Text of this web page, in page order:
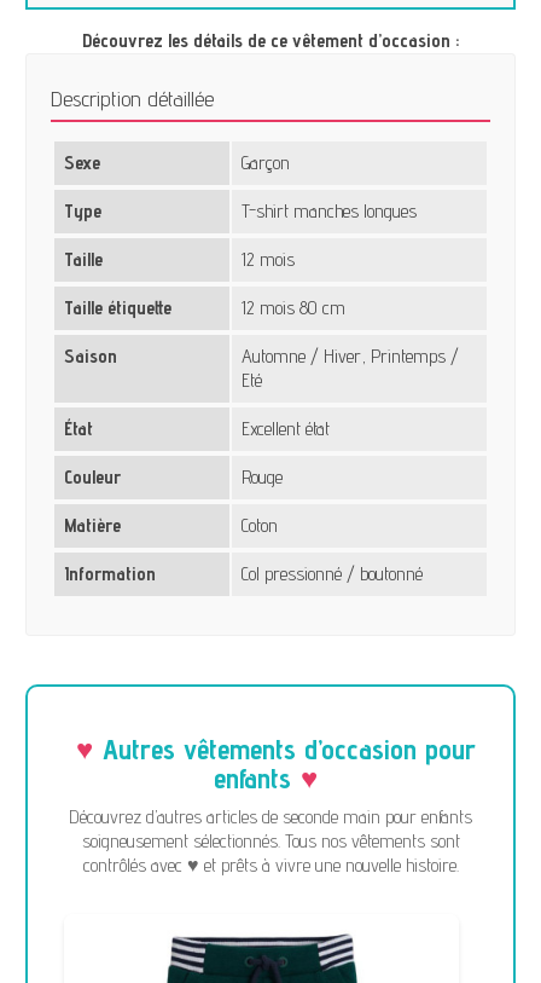
Découvrez les détails de ce vêtement d’occasion :
Description détaillée
Sexe Garçon
Type T-shirt manches longues
Taille 12 mois
Taille étiquette 12 mois 80 cm
Saison
Automne / Hiver, Printemps /
Eté
État Excellent état
Couleur Rouge
Matière Coton
Information Col pressionné / boutonné
Autres vêtements d’occasion pour
enfants
Découvrez d’autres articles de seconde main pour enfants
soigneusement sélectionnés. Tous nos vêtements sont
contrôlés avec ♥ et prêts à vivre une nouvelle histoire.